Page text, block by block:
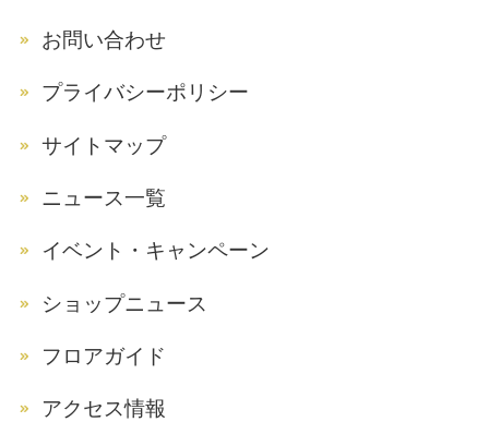
お問い合わせ
プライバシーポリシー
サイトマップ
ニュース一覧
イベント・キャンペーン
ショップニュース
フロアガイド
アクセス情報